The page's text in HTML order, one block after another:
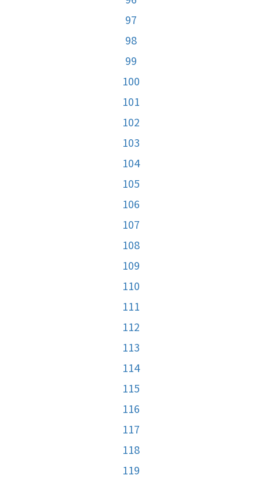
97
98
99
100
101
102
103
104
105
106
107
108
109
110
111
112
113
114
115
116
117
118
119